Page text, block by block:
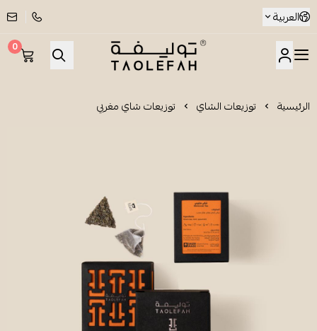
العربية
شاي توليفة
0
الرئيسية توزيعات الشاي توزيعات شاي مغربي